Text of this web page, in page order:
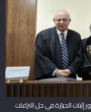
الحيازة في حل النزاعات